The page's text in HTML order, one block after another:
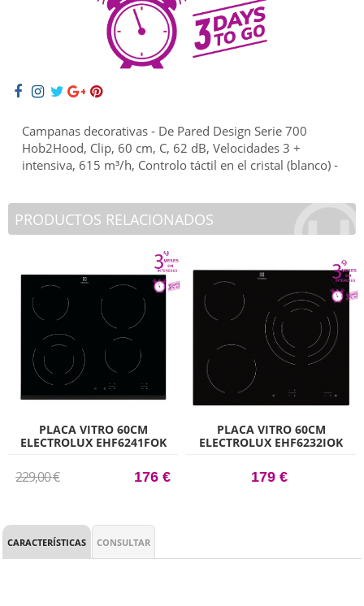
Campanas decorativas - De Pared Design Serie 700
Hob2Hood, Clip, 60 cm, C, 62 dB, Velocidades 3 +
intensiva, 615 m³/h, Controlo táctil en el cristal (blanco) -
PRODUCTOS RELACIONADOS
PLACA VITRO 60CM
ELECTROLUX EHF6241FOK
DE COCCIÓN
229,00 € 176 €
PLACA VITRO 60CM
ELECTROLUX EHF6232IOK
DE COCCIÓN ZONA TRIPLE
179 €
CARACTERÍSTICAS CONSULTAR